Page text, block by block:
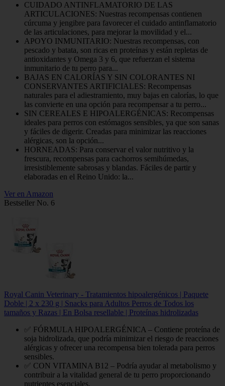
CUIDADO ANTINFLAMATORIO DE LAS
ARTICULACIONES: Nuestras recompensas contienen
cúrcuma y jengibre para favorecer el cuidado antinflamatorio
de las articulaciones, para mejorar la movilidad y el...
APOYO INMUNITARIO: Nuestras recompensas, con
pescado y batata, son ricas en proteínas y están repletas de
antioxidantes y Omega 3 y 6, que refuerzan el sistema
inmunitario de tu perro para...
BAJAS EN CALORÍAS Y SIN COLORANTES NI
CONSERVANTES ARTIFICIALES: Recompensas
naturales para el adiestramiento, muy bajas en calorías, lo que
las convierte en una opción para recompensar a tu perro...
SIN CEREALES E HIPOALERGÉNICAS: Recompensas
ideales para perros con estómagos sensibles, ya que son sanas
y fáciles de digerir. Creadas para minimizar las reacciones
alérgicas, son la opción...
HORNEADAS: Para conservar el valor nutritivo y la
frescura, recompensas para cachorros semihúmedas,
irresistiblemente sabrosas y blandas. Fáciles de partir y
elaboradas en el Reino Unido: la...
Ver en Amazon
Bestseller No. 6
Royal Canin Veterinary - Tratamientos hipoalergénicos | Paquete
Doble | 2 x 230 g | Snacks para Adultos Perros de Todos los
tamaños y Razas | En Bolsa resellable | Proteínas hidrolizadas
✅ FÓRMULA HIPOALERGÉNICA – Contiene proteína de
soja hidrolizada, que podría minimizar el riesgo de reacciones
alérgicas y ofrecer una recompensa bien tolerada para perros
sensibles.
✅ CON VITAMINA B12 – Podría ayudar al metabolismo y
contribuir a la vitalidad general de tu perro proporcionando
nutrientes esenciales.